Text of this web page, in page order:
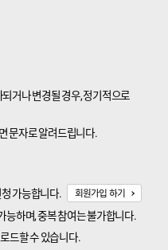
거나 변경될 경우, 정기적으로
문자로 알려드립니다.
가능합니다. 회원가입 하기
능하며, 중복 참여는 불가합니다.
드할 수 있습니다.